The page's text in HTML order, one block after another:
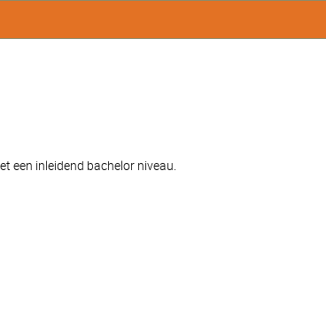
een inleidend bachelor niveau.